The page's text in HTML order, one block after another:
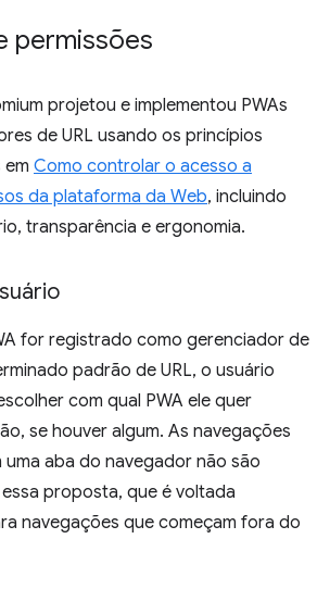
permissões
projetou e implementou PWAs
de URL usando os princípios
Como controlar o acesso a
da plataforma da Web, incluindo
transparência e ergonomia.
for registrado como gerenciador de
padrão de URL, o usuário
com qual PWA ele quer
se houver algum. As navegações
uma aba do navegador não são
proposta, que é voltada
navegações que começam fora do